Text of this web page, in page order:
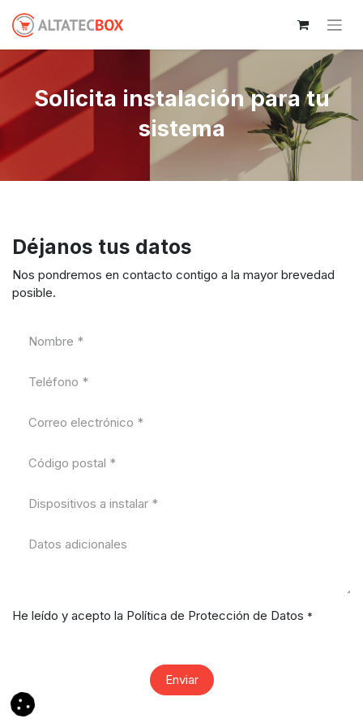
Solicita instalación para tu
sistema
Déjanos tus datos
Nos pondremos en contacto contigo a la mayor brevedad
posible.
He leído y acepto la Política de Protección de Datos *
Enviar